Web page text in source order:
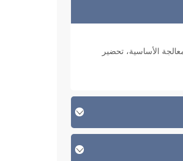
الأساسية، تحضير